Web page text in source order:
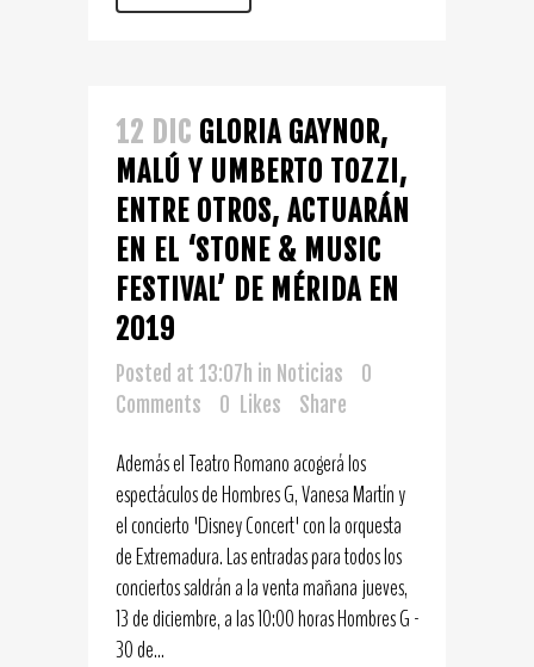
12 DIC GLORIA GAYNOR,
MALÚ Y UMBERTO TOZZI,
ENTRE OTROS, ACTUARÁN
EN EL ‘STONE & MUSIC
FESTIVAL’ DE MÉRIDA EN
2019
Posted at 13:07h in Noticias
0
Comments
0 Likes Share
Además el Teatro Romano acogerá los
espectáculos de Hombres G, Vanesa Martín y
el concierto 'Disney Concert' con la orquesta
de Extremadura. Las entradas para todos los
conciertos saldrán a la venta mañana jueves,
13 de diciembre, a las 10:00 horas Hombres G -
30 de...